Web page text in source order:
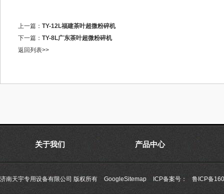
上一篇： TY-12L福建茶叶超微粉碎机
下一篇： TY-8L广东茶叶超微粉碎机
返回列表>>
关于我们 产品中心
济南天宇专用设备有限公司 版权所有 GoogleSitemap ICP备案号： 鲁ICP备